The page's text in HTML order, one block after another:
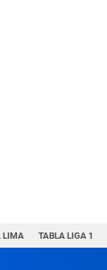
LIMA TABLA LIGA 1